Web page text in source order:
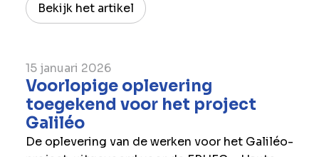
Bekijk het artikel
15 januari 2026
Voorlopige oplevering
toegekend voor het project
Galiléo
De oplevering van de werken voor het Galiléo-